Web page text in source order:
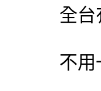
全台
不用